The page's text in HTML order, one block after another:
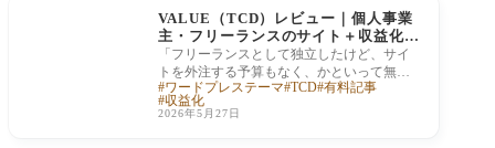
VALUE（TCD）レビュー｜個人事業
主・フリーランスのサイト＋収益化を
一本化するWordPressテーマ
「フリーランスとして独立したけど、サイ
トを外注する予算もなく、かといって無料
テーマでは見栄えが悪い」 「ブログを書き
続け
ワードプレステーマ TCD 有料記事
収益化
2026年5月27日